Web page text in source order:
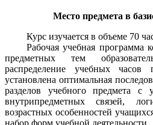
Место предмета в
Курс изучается в объеме 70
Рабочая учебная программа
предметных тем
распределение учебных
установлена оптимальная
разделов учебного предмета с
внутрипредметных связей,
возрастных особенностей
набор форм учебной деятельности.